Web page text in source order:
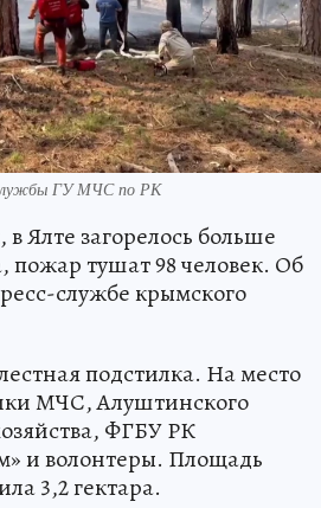
ГУ МЧС по РК
Ялте загорелось больше
пожар тушат 98 человек. Об
службе крымского
подстилка. На место
МЧС, Алуштинского
ФГБУ РК
и волонтеры. Площадь
3,2 гектара.